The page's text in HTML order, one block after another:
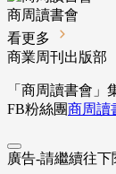
商周讀書會
看更多
商業周刊出版部
「商周讀書會
FB粉絲團商周讀
廣告-請繼續往下